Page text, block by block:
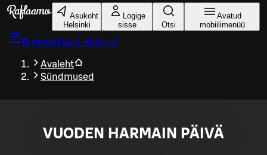
Liigu peamise sisu juurde
Asukoht
Helsinki
Logige
sisse
Otsi
Avatud
mobiilimenüü
Broneeri laud Helsinki
Avaleht
Sündmused
VUODEN HARMAIN PÄIVÄ